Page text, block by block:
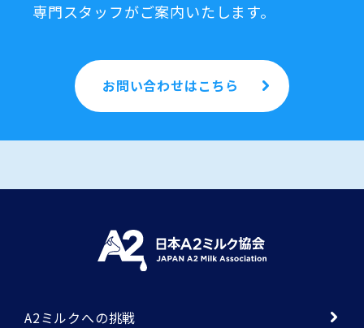
専門スタッフがご案内いたします。
お問い合わせはこちら
A2ミルクへの挑戦